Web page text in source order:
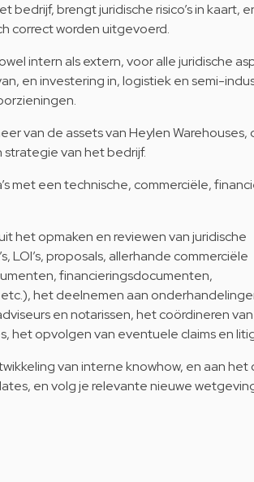
bedrijf, brengt juridische risico’s in kaart,
correct worden uitgevoerd.
intern als extern, voor alle juridische
en investering in, logistiek en semi-
van de assets van Heylen Warehouses,
van het bedrijf.
met een technische, commerciële,
het opmaken en reviewen van juridische
LOI’s, proposals, allerhande commerciële
financieringsdocumenten,
het deelnemen aan
en notarissen, het coördineren
het opvolgen van eventuele claims en
van interne knowhow, en aan het
en volg je relevante nieuwe